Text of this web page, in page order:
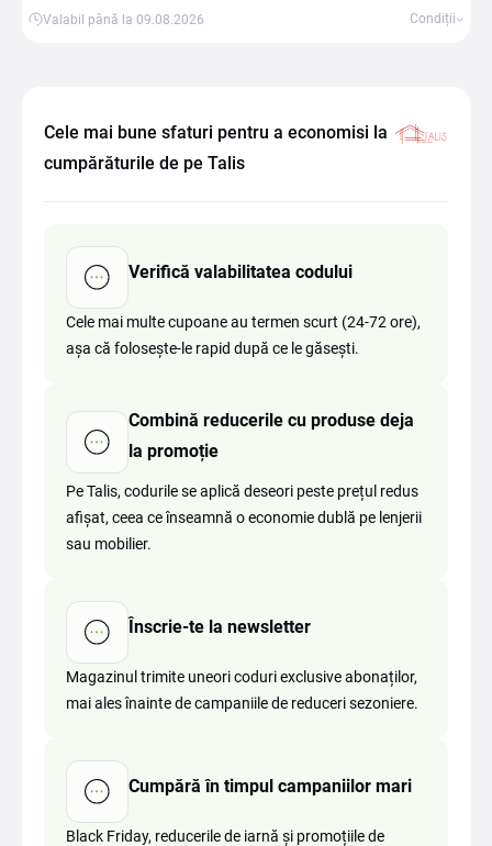
Valabil până la 09.08.2026 Condiții
Cele mai bune sfaturi pentru a economisi la
cumpărăturile de pe Talis
Verifică valabilitatea codului
Cele mai multe cupoane au termen scurt (24-72 ore),
așa că folosește-le rapid după ce le găsești.
Combină reducerile cu produse deja
la promoție
Pe Talis, codurile se aplică deseori peste prețul redus
afișat, ceea ce înseamnă o economie dublă pe lenjerii
sau mobilier.
Înscrie-te la newsletter
Magazinul trimite uneori coduri exclusive abonaților,
mai ales înainte de campaniile de reduceri sezoniere.
Cumpără în timpul campaniilor mari
Black Friday, reducerile de iarnă și promoțiile de